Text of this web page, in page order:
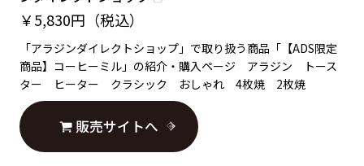
￥5,830円（税込）
「アラジンダイレクトショップ」で取り扱う商品「【ADS限定
商品】コーヒーミル」の紹介・購入ページ アラジン トース
ター ヒーター クラシック おしゃれ 4枚焼 2枚焼
販売サイトへ